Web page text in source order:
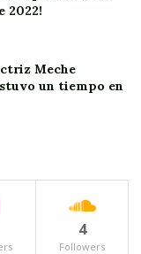
2022!
Meche
un tiempo en
4
Followers